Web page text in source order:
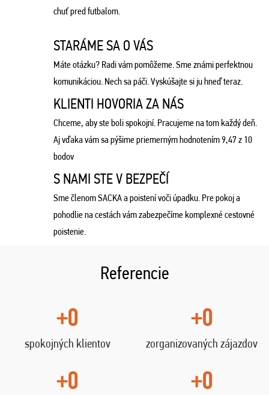
chuť pred futbalom.
STARÁME SA O VÁS
Máte otázku? Radi vám pomôžeme. Sme známi perfektnou
komunikáciou. Nech sa páči. Vyskúšajte si ju hneď teraz.
KLIENTI HOVORIA ZA NÁS
Chceme, aby ste boli spokojní. Pracujeme na tom každý deň.
Aj vďaka vám sa pýšime priemerným hodnotením 9,47 z 10
bodov
S NAMI STE V BEZPEČÍ
Sme členom SACKA a poistení voči úpadku. Pre pokoj a
pohodlie na cestách vám zabezpečíme komplexné cestovné
poistenie.
Referencie
+0
spokojných klientov
+0
zorganizovaných zájazdov
+0 +0